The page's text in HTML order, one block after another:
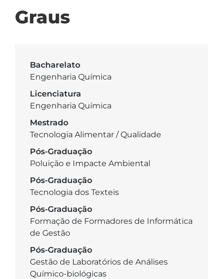
Graus
Bacharelato
Engenharia Química
Licenciatura
Engenharia Química
Mestrado
Tecnologia Alimentar / Qualidade
Pós-Graduação
Poluição e Impacte Ambiental
Pós-Graduação
Tecnologia dos Texteis
Pós-Graduação
Formação de Formadores de Informática
de Gestão
Pós-Graduação
Gestão de Laboratórios de Análises
Químico-biológicas